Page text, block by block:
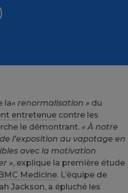
la« renormalisation » du
entretenue contre les
le démontrant. « À notre
l’exposition au vapotage en
avec la motivation
», explique la première étude
Medicine. L’équipe de
Jackson, a épluché les